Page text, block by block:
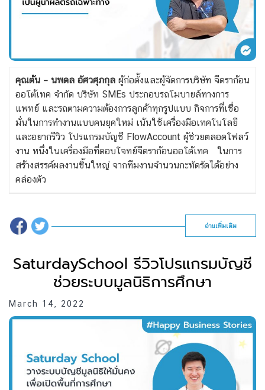
คุณต้น – นพดล อัศวศุภกุล ผู้ก่อตั้งและผู้จัดการบริษัท จีดราก้อน
ออโต้เทค จำกัด บริษัท SMEs ประกอบรถโมบายล์ทางการ
แพทย์ และรถตามความต้องการลูกค้าทุกรูปแบบ กิจการที่เชื่อ
มั่นในการทำงานแบบคนยุคใหม่ เน้นใช้เครื่องมือเทคโนโลยี
และอยากรีวิว โปรแกรมบัญชี FlowAccount ผู้ช่วยตลอดโฟลว์
งาน หนึ่งในเครื่องมือที่ตอบโจทย์จีดราก้อนออโต้เทค ในการ
สร้างสรรค์ผลงานชิ้นใหญ่ จากทีมงานจำนวนกะทัดรัดได้อย่าง
คล่องตัว
อ่านเพิ่มเติม
SaturdaySchool รีวิวโปรแกรมบัญชี
ช่วยระบบมูลนิธิการศึกษา
March 14, 2022